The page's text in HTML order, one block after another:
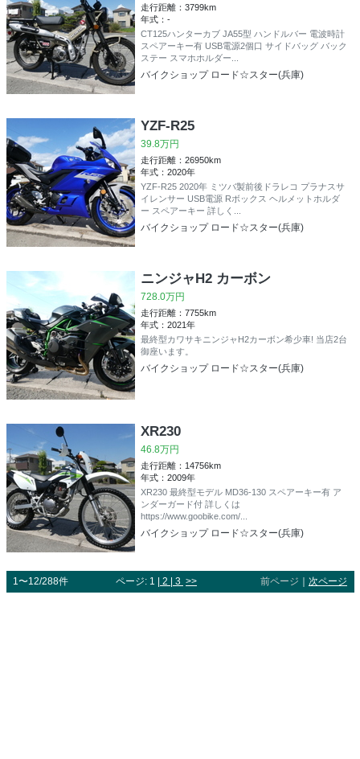
走行距離：3799km
年式：-
CT125ハンターカブ JA55型 ハンドルバー 電波時計
スペアーキー有 USB電源2個口 サイドバッグ バック
ステー スマホホルダー...
バイクショップ ロード☆スター(兵庫)
YZF-R25
39.8万円
走行距離：26950km
年式：2020年
YZF-R25 2020年 ミツバ製前後ドラレコ プラナスサ
イレンサー USB電源 Rボックス ヘルメットホルダ
ー スペアーキー 詳しく...
バイクショップ ロード☆スター(兵庫)
ニンジャH2 カーボン
728.0万円
走行距離：7755km
年式：2021年
最終型カワサキニンジャH2カーボン希少車! 当店2台
御座います。
バイクショップ ロード☆スター(兵庫)
XR230
46.8万円
走行距離：14756km
年式：2009年
XR230 最終型モデル MD36-130 スペアーキー有 ア
ンダーガード付 詳しくは
https://www.goobike.com/...
バイクショップ ロード☆スター(兵庫)
1〜12/288件 ページ: 1 | 2 3 >> 前ページ 次ページ